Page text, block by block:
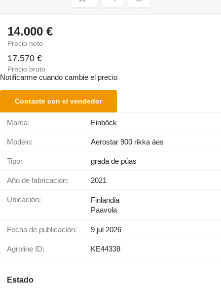
14.000 €
Precio neto
17.570 €
Precio bruto
Notificarme cuando cambie el precio
Contacte con el vendedor
Marca: Einböck
Modelo: Aerostar 900 rikka äes
Tipo: grada de púas
Año de fabricación: 2021
Ubicación:
Finlandia
Paavola
Fecha de publicación: 9 jul 2026
Agroline ID: KE44338
Estado